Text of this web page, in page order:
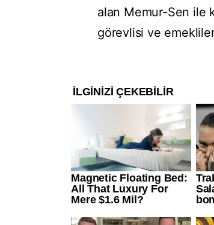
alan Memur-Sen ile
görevlisi ve